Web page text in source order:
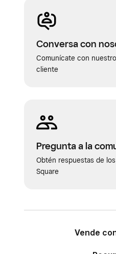
Conversa con
Comunícate con
cliente
Pregunta a la
Obtén respuestas de
Square
Vende